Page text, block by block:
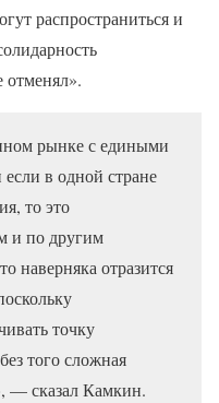
распространиться и
отменял».
рынке с едиными
в одной стране
то это
и по другим
наверняка отразится
точку
того сложная
— сказал Камкин.